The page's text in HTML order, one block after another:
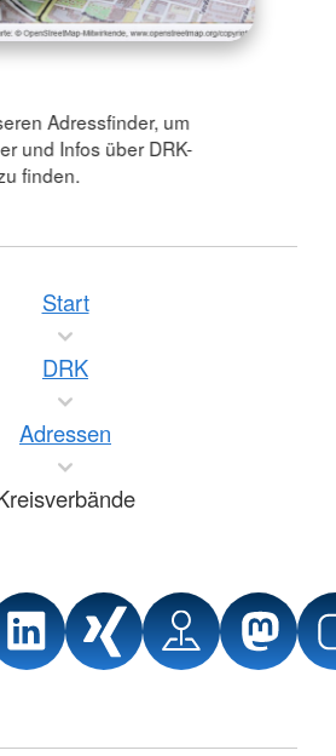
Adressfinder, um
und Infos über DRK-
finden.
Start
DRK
Adressen